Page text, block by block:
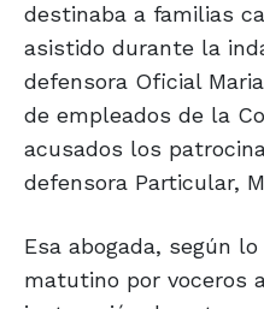
destinaba a familias
asistido durante la
defensora Oficial
de empleados de la
acusados los
defensora Particular,
Esa abogada, según
matutino por voceros